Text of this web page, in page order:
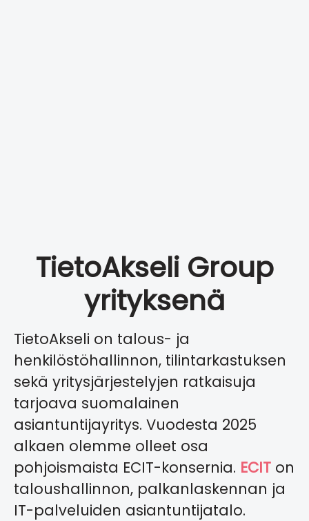
TietoAkseli Group
yrityksenä
TietoAkseli on talous- ja
henkilöstöhallinnon, tilintarkastuksen
sekä yritysjärjestelyjen ratkaisuja
tarjoava suomalainen
asiantuntijayritys. Vuodesta 2025
alkaen olemme olleet osa
pohjoismaista ECIT-konsernia. ECIT on
taloushallinnon, palkanlaskennan ja
IT-palveluiden asiantuntijatalo.